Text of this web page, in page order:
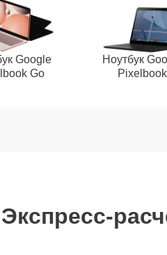
Google
Go
Ноутбук
Pixelbook
Экспресс-